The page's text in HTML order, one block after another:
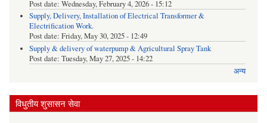
Post date: Wednesday, February 4, 2026 - 15:12
Supply, Delivery, Installation of Electrical Transformer &
Electrification Work.
Post date: Friday, May 30, 2025 - 12:49
Supply & delivery of waterpump & Agricultural Spray Tank
Post date: Tuesday, May 27, 2025 - 14:22
अन्य
विधुतीय शुसासन सेवा